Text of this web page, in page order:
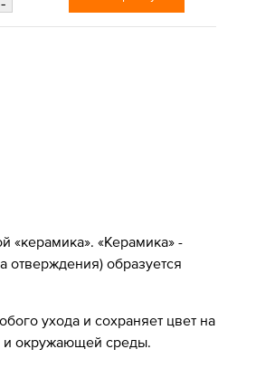
«керамика». «Керамика» -
отверждения) образуется
ухода и сохраняет цвет на
и окружающей среды.